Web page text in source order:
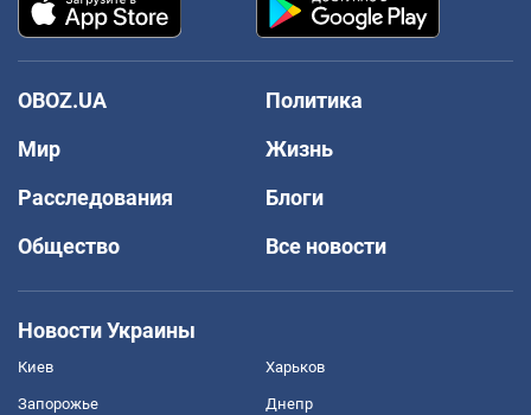
OBOZ.UA
Политика
Мир
Жизнь
Расследования
Блоги
Общество
Все новости
Новости Украины
Киев Харьков
Запорожье Днепр